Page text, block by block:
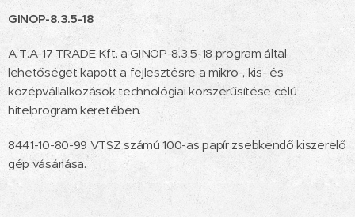
GINOP-8.3.5-18
A T.A-17 TRADE Kft. a GINOP-8.3.5-18 program által
lehetőséget kapott a fejlesztésre a mikro-, kis- és
középvállalkozások technológiai korszerűsítése célú
hitelprogram keretében.
8441-10-80-99 VTSZ számú 100-as papír zsebkendő kiszerelő
gép vásárlása.